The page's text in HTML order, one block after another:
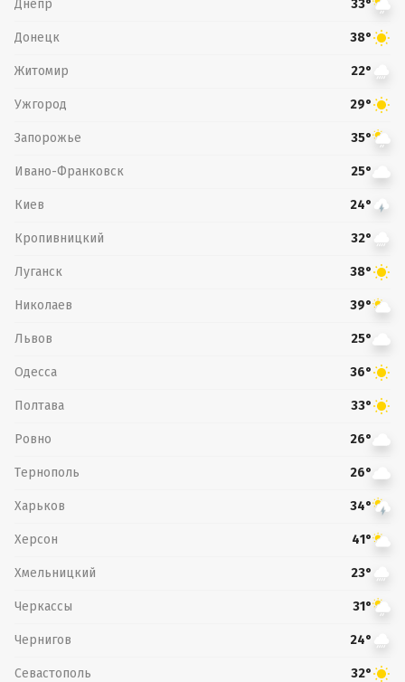
Днепр 33°
Донецк 38°
Житомир 22°
Ужгород 29°
Запорожье 35°
Ивано-Франковск 25°
Киев 24°
Кропивницкий 32°
Луганск 38°
Николаев 39°
Львов 25°
Одесса 36°
Полтава 33°
Ровно 26°
Тернополь 26°
Харьков 34°
Херсон 41°
Хмельницкий 23°
Черкассы 31°
Чернигов 24°
Севастополь 32°